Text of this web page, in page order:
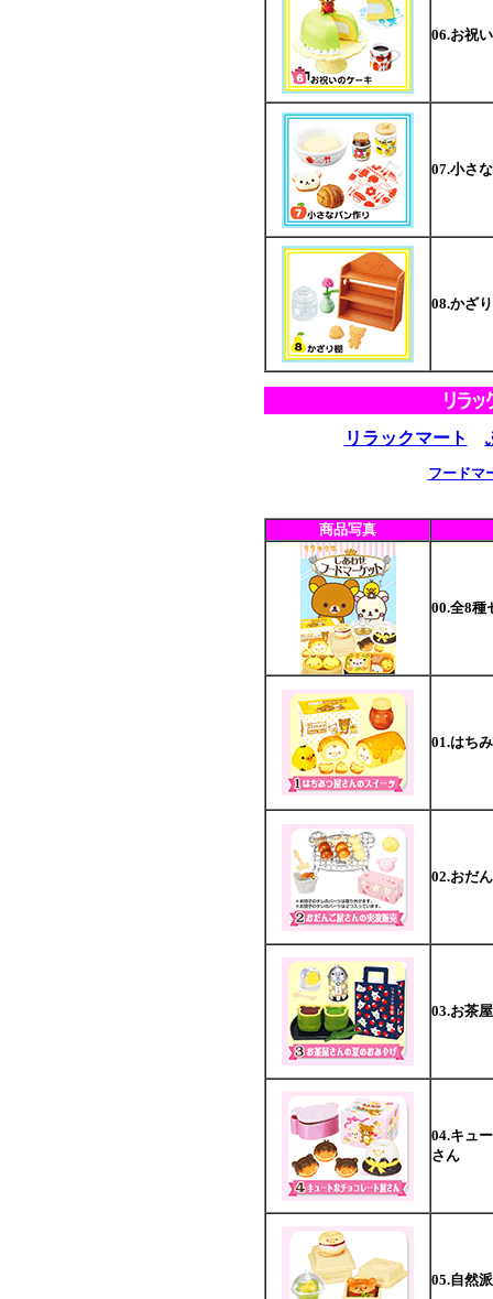
06.お祝
07.小さ
08.かざ
リラックマート
フードマ
商品写真
00.全8種
01.はち
02.おだ
03.お茶
04.キュ
さん
05.自然